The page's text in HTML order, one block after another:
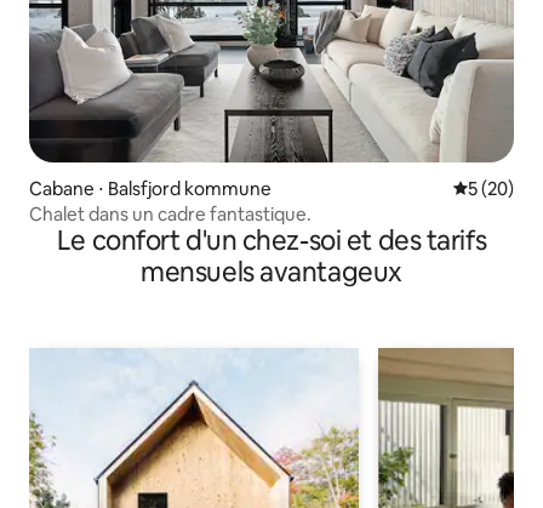
Cabane ⋅ Balsfjord kommune
5 (20)
Chalet dans un cadre fantastique.
Le confort d'un chez-soi et des tarifs
mensuels avantageux